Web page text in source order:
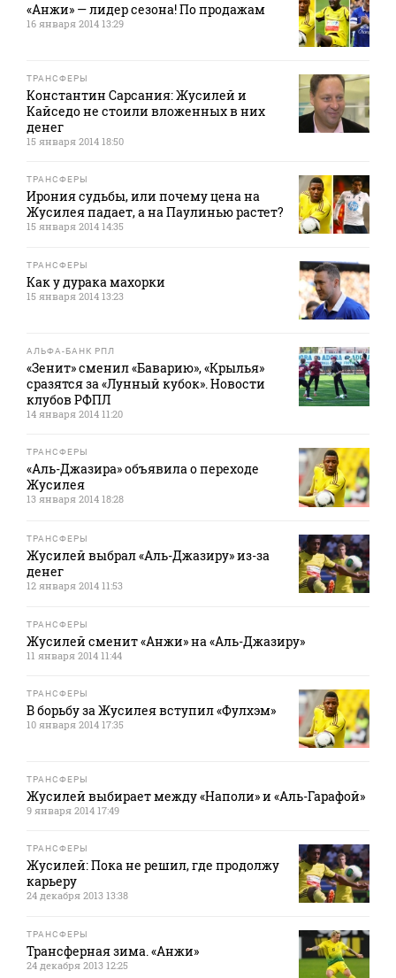
«Анжи» — лидер сезона! По продажам
16 января 2014 13:29
ТРАНСФЕРЫ
Константин Сарсания: Жусилей и
Кайседо не стоили вложенных в них
денег
15 января 2014 18:50
ТРАНСФЕРЫ
Ирония судьбы, или почему цена на
Жусилея падает, а на Паулинью растет?
15 января 2014 14:35
ТРАНСФЕРЫ
Как у дурака махорки
15 января 2014 13:23
АЛЬФА-БАНК РПЛ
«Зенит» сменил «Баварию», «Крылья»
сразятся за «Лунный кубок». Новости
клубов РФПЛ
14 января 2014 11:20
ТРАНСФЕРЫ
«Аль-Джазира» объявила о переходе
Жусилея
13 января 2014 18:28
ТРАНСФЕРЫ
Жусилей выбрал «Аль-Джазиру» из-за
денег
12 января 2014 11:53
ТРАНСФЕРЫ
Жусилей сменит «Анжи» на «Аль-Джазиру»
11 января 2014 11:44
ТРАНСФЕРЫ
В борьбу за Жусилея вступил «Фулхэм»
10 января 2014 17:35
ТРАНСФЕРЫ
Жусилей выбирает между «Наполи» и «Аль-Гарафой»
9 января 2014 17:49
ТРАНСФЕРЫ
Жусилей: Пока не решил, где продолжу
карьеру
24 декабря 2013 13:38
ТРАНСФЕРЫ
Трансферная зима. «Анжи»
24 декабря 2013 12:25